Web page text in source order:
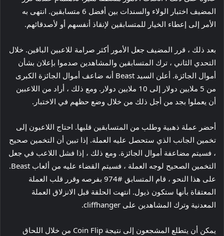
المضيف اختبار الولاء والسندات بين أفضل 6 متسابقين. انتهى به
الأمر إلى إعطاء الخيار للمتسابقين لإنقاذ أنفسهم أو لأصدقائهم.
بعد ذلك ، قرر المضيف جعل الأمور أكثر صرامة للاعبين الباقين. خلال
التحدي الثاني ، ترك المتسابقين والمشاهدين صدموا بإعلان بشأن
أموال الجائزة. أعلن السيد Beast أنه ضاعف أموال الجائزة الكبرى
من 5 ملايين دولار إلى 10 ملايين دولار. ومع ذلك ، أراد من اللاعبين
أن يعملوا بجد من أجل ذلك من خلال وضع حظهم في الاختبار.
أحضر عملة ذهبية وطلب من المتسابقين قلبها. احتاج اللاعبون إلى
تخمين الجانب الذي ستحصل عليه العملة. إذا تبين أن التخمين صحيح
، فسيتم مضاعفة أموال الجائزة. ومع ذلك ، إذا فشل اللاعب في جعل
التخمين الصحيح لوجه العملة ، فسيتم القضاء عليه من ألعاب Beast.
على هذا النحو ، قام المتسابق #974 بفرصه وقرر قلب العملة
المعتقاة بأنها ستكون ذيول. انتهت الحلقة قبل الانزلاق العملة
المعدنية وترك المشاهدين على cliffhanger.
يمكن أن يتطلع المشجعون إلى نتيجة Coin Flip من خلال اللحاق